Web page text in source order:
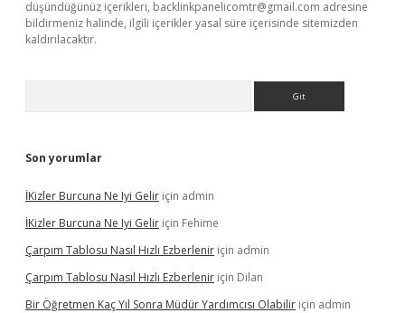
düşündüğünüz içerikleri, backlinkpanelicomtr@gmail.com adresine
bildirmeniz halinde, ilgili içerikler yasal süre içerisinde sitemizden
kaldırılacaktır.
Son yorumlar
İKizler Burcuna Ne Iyi Gelir için admin
İKizler Burcuna Ne Iyi Gelir için Fehime
Çarpım Tablosu Nasıl Hızlı Ezberlenir için admin
Çarpım Tablosu Nasıl Hızlı Ezberlenir için Dilan
Bir Öğretmen Kaç Yıl Sonra Müdür Yardımcısı Olabilir için admin